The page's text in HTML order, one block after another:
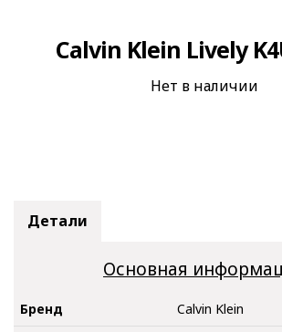
Calvin Klein Lively
Нет в наличии
Детали
Основная
Бренд
Calvin Klein